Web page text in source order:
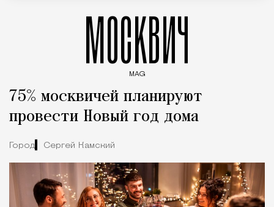
МОСКВИЧ
MAG
75% москвичей планируют
провести Новый год дома
Город Сергей Камский